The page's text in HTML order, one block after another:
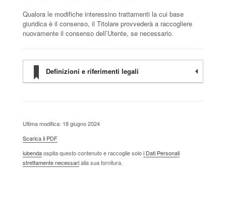
Qualora le modifiche interessino trattamenti la cui base
giuridica è il consenso, il Titolare provvederà a raccogliere
nuovamente il consenso dell’Utente, se necessario.
Definizioni e riferimenti legali
Ultima modifica: 18 giugno 2024
Scarica il PDF
iubendaospita questo contenuto e raccoglie soloi Dati Personali
strettamente necessarialla sua fornitura.